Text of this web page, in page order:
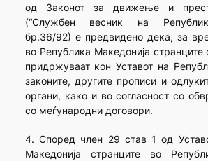
од Законот за движење и
(“Службен весник на
бр.36/92) е предвидено дека, за
во Република Македонија
придржуваат кон Уставот на
законите, другите прописи и
органи, како и во согласност со
со меѓународни договори.
4. Според член 29 став 1 од
Македонија странците во